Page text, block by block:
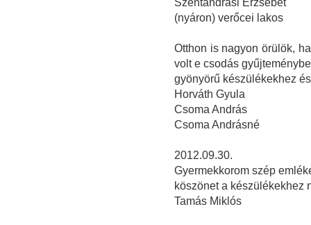
Szentandrási Erzsébet
(nyáron) verőcei lakos
Otthon is nagyon örülök,
volt e csodás
gyönyörű készülékekhez
Horváth Gyula
Csoma András
Csoma Andrásné
2012.09.30.
Gyermekkorom szép
köszönet a készülékekhez
Tamás Miklós